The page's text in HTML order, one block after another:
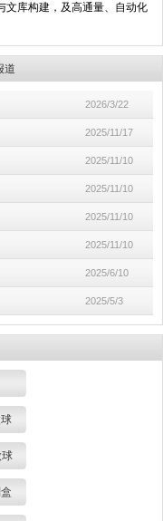
文库构建，及高通量、自动化
道
2026/3/22
2025/11/17
2025/11/10
2025/11/10
2025/11/10
2025/11/10
2025/6/10
2025/5/3